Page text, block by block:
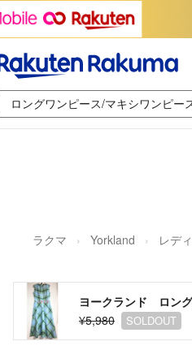
ラクマ Yorkland レデ
ヨークランド ロン
¥5,980
SOLDOUT